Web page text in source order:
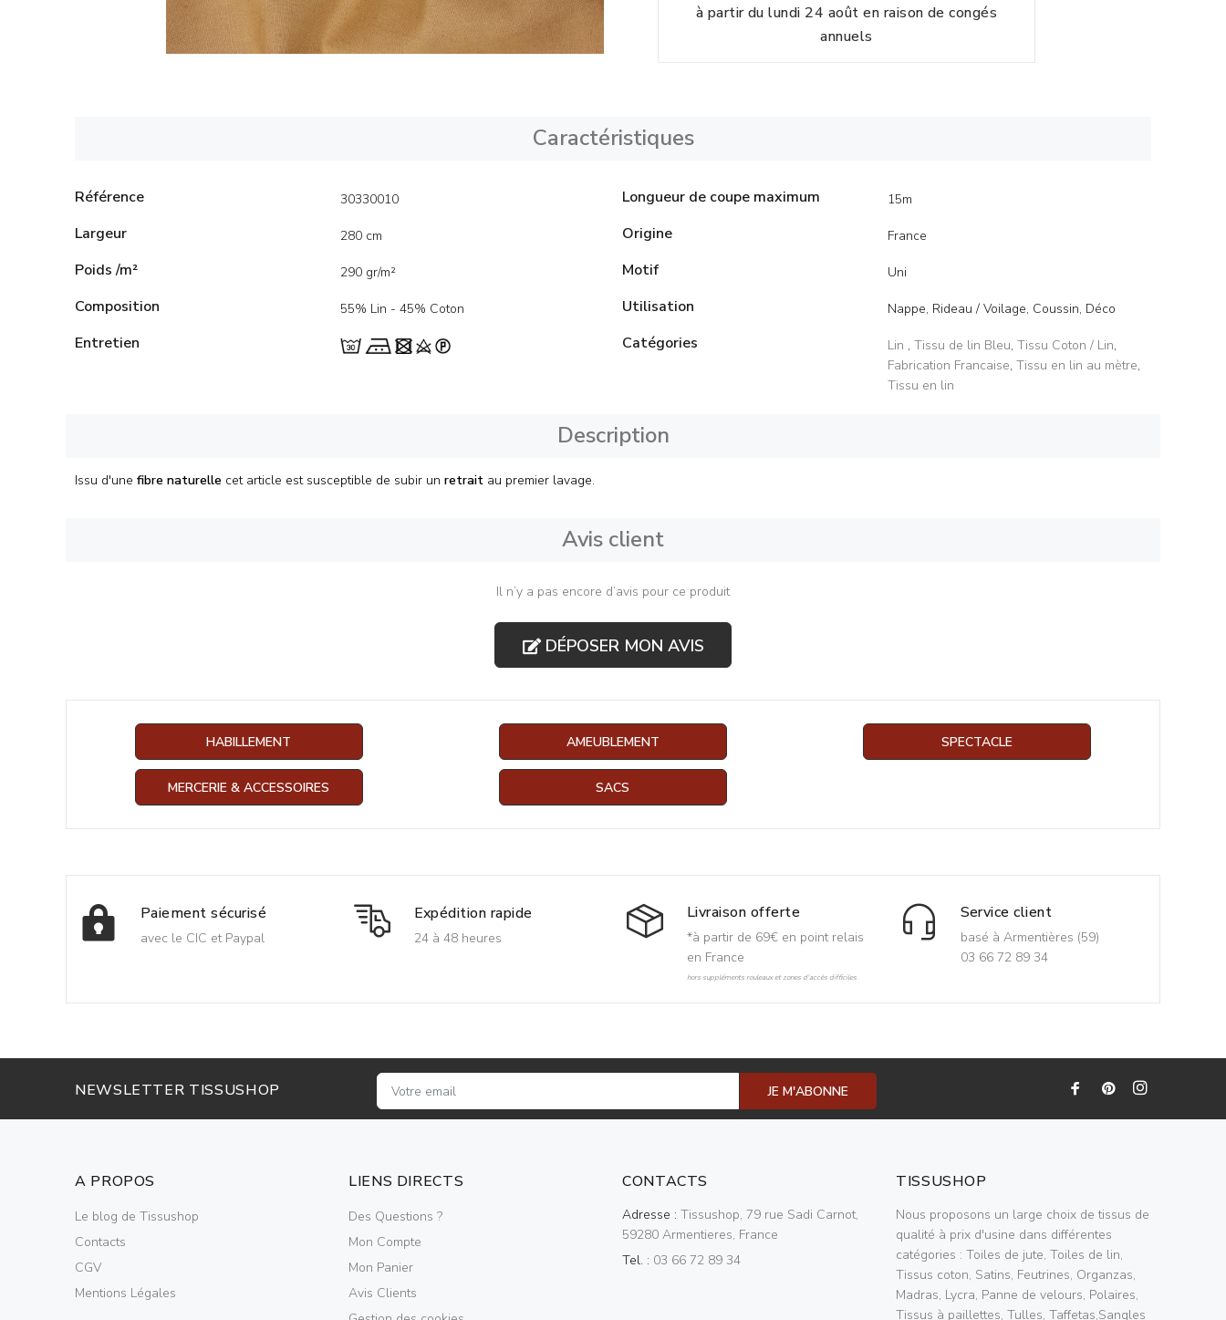
à partir du lundi 24 août en raison de congés
annuels
Caractéristiques
Référence 30330010
Largeur 280 cm
Poids /m² 290 gr/m²
Composition 55% Lin - 45% Coton
Entretien
Longueur de coupe maximum 15m
Origine France
Motif Uni
Utilisation Nappe, Rideau / Voilage, Coussin, Déco
Catégories Lin , Tissu de lin Bleu, Tissu Coton / Lin,
Fabrication Francaise, Tissu en lin au mètre,
Tissu en lin
Description
Issu d'une fibre naturelle cet article est susceptible de subir un retrait au premier lavage.
Avis client
Il n’y a pas encore d’avis pour ce produit
DÉPOSER MON AVIS
HABILLEMENT AMEUBLEMENT SPECTACLE
MERCERIE & ACCESSOIRES SACS
Paiement sécurisé
avec le CIC et Paypal
Expédition rapide
24 à 48 heures
Livraison offerte
*à partir de 69€ en point relais
en France
hors suppléments rouleaux et zones d'accès difficiles
Service client
basé à Armentières (59)
03 66 72 89 34
NEWSLETTER TISSUSHOP JE M'ABONNE
A PROPOS
Le blog de Tissushop
Contacts
CGV
Mentions Légales
LIENS DIRECTS
Des Questions ?
Mon Compte
Mon Panier
Avis Clients
CONTACTS
Adresse : Tissushop, 79 rue Sadi Carnot,
59280 Armentieres, France
Tel. : 03 66 72 89 34
TISSUSHOP
Nous proposons un large choix de tissus de
qualité à prix d'usine dans différentes
catégories : Toiles de jute, Toiles de lin,
Tissus coton, Satins, Feutrines, Organzas,
Madras, Lycra, Panne de velours, Polaires,
Tissus à paillettes, Tulles, Taffetas,Sangles